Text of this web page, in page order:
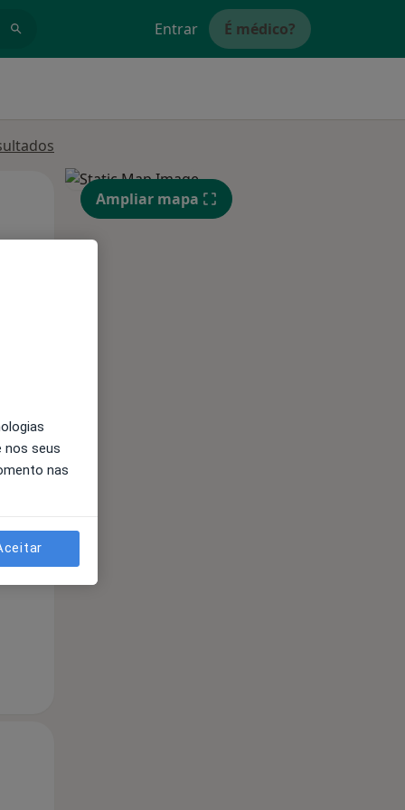
Entrar É médico?
Segunda-feira Ter, Qua
12 Ago
Ampliar mapa
nos seus
nas